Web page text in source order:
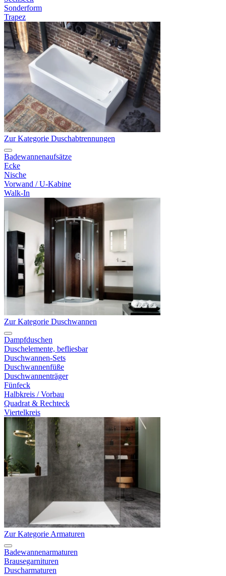
Sonderform
Trapez
Zur Kategorie Duschabtrennungen
Badewannenaufsätze
Ecke
Nische
Vorwand / U-Kabine
Walk-In
Zur Kategorie Duschwannen
Dampfduschen
Duschelemente, befliesbar
Duschwannen-Sets
Duschwannenfüße
Duschwannenträger
Fünfeck
Halbkreis / Vorbau
Quadrat & Rechteck
Viertelkreis
Zur Kategorie Armaturen
Badewannenarmaturen
Brausegarnituren
Duscharmaturen